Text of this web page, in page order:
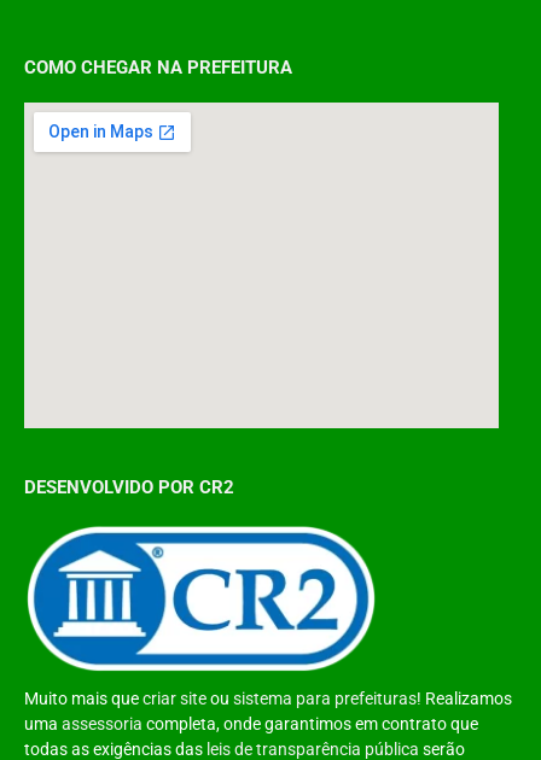
COMO CHEGAR NA PREFEITURA
DESENVOLVIDO POR CR2
Muito mais quecriar siteou sistema para prefeituras! Realizamos
uma assessoria completa, onde garantimos em contrato que
todas as exigências das leis de transparência pública serão